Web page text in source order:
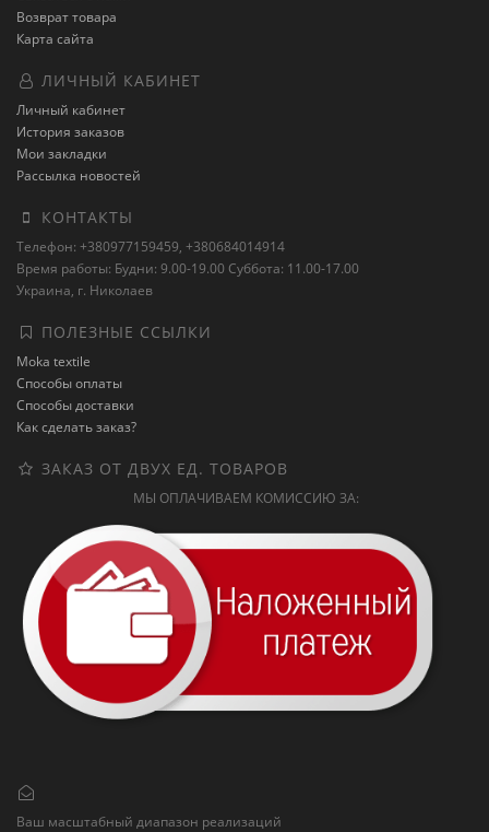
Возврат товара
Карта сайта
ЛИЧНЫЙ КАБИНЕТ
Личный кабинет
История заказов
Мои закладки
Рассылка новостей
КОНТАКТЫ
Телефон: +380977159459, +380684014914
Время работы: Будни: 9.00-19.00 Суббота: 11.00-17.00
Украина, г. Николаев
ПОЛЕЗНЫЕ ССЫЛКИ
Moka textile
Способы оплаты
Способы доставки
Как сделать заказ?
ЗАКАЗ ОТ ДВУХ ЕД. ТОВАРОВ
МЫ ОПЛАЧИВАЕМ КОМИССИЮ ЗА:
Ваш масштабный диапазон реализаций